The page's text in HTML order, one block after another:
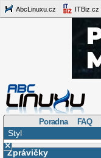
AbcLinuxu.cz ITBiz.cz
Poradna FAQ
Styl
×
Zprávičky